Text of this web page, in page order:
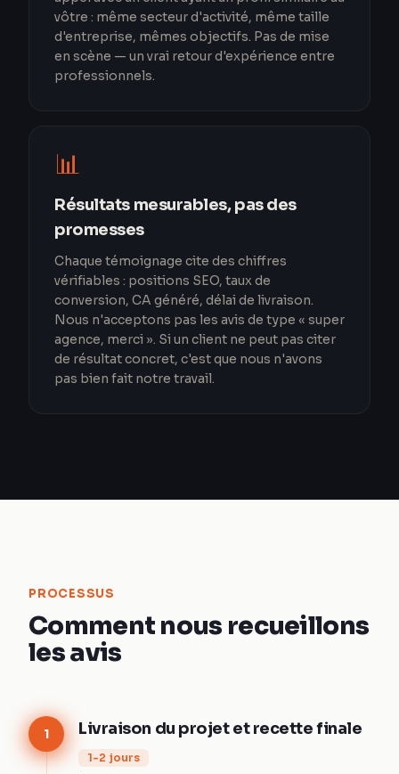
vôtre : même secteur d'activité, même taille
d'entreprise, mêmes objectifs. Pas de mise
en scène — un vrai retour d'expérience entre
professionnels.
📊
Résultats mesurables, pas des
promesses
Chaque témoignage cite des chiffres
vérifiables : positions SEO, taux de
conversion, CA généré, délai de livraison.
Nous n'acceptons pas les avis de type « super
agence, merci ». Si un client ne peut pas citer
de résultat concret, c'est que nous n'avons
pas bien fait notre travail.
PROCESSUS
Comment nous recueillons
les avis
1 Livraison du projet et recette finale
1-2 jours